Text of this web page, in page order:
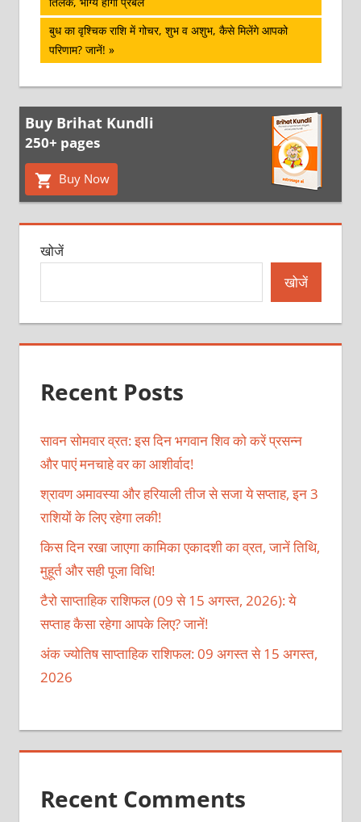
नेविगेशन
Next
Post:
बुध का वृश्चिक राशि में गोचर, शुभ व अशुभ, कैसे मिलेंगे आपको
परिणाम? जानें!
Buy Brihat Kundli
250+ pages
Buy Now
खोजें
खोजें
Recent Posts
सावन सोमवार व्रत: इस दिन भगवान शिव को करें प्रसन्न
और पाएं मनचाहे वर का आशीर्वाद!
श्रावण अमावस्या और हरियाली तीज से सजा ये सप्ताह, इन 3
राशियों के लिए रहेगा लकी!
किस दिन रखा जाएगा कामिका एकादशी का व्रत, जानें तिथि,
मुहूर्त और सही पूजा विधि!
टैरो साप्ताहिक राशिफल (09 से 15 अगस्त, 2026): ये
सप्ताह कैसा रहेगा आपके लिए? जानें!
अंक ज्योतिष साप्ताहिक राशिफल: 09 अगस्त से 15 अगस्त,
2026
Recent Comments